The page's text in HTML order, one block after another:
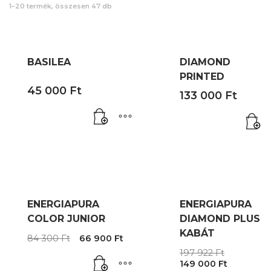
1–20 termék, összesen 47 db
BASILEA
45 000 Ft
DIAMOND
PRINTED
133 000 Ft
ENERGIAPURA
COLOR JUNIOR
84 300Ft
Original
was:
66 900 Ft
is:
ENERGIAPURA
DIAMOND PLUS
KABÁT
197 922Ft
149 000 Ft